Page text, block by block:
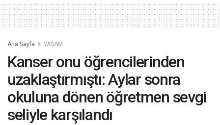
Ana Sayfa YAŞAM
Kanser onu öğrencilerinden
uzaklaştırmıştı: Aylar sonra
okuluna dönen öğretmen sevgi
seliyle karşılandı